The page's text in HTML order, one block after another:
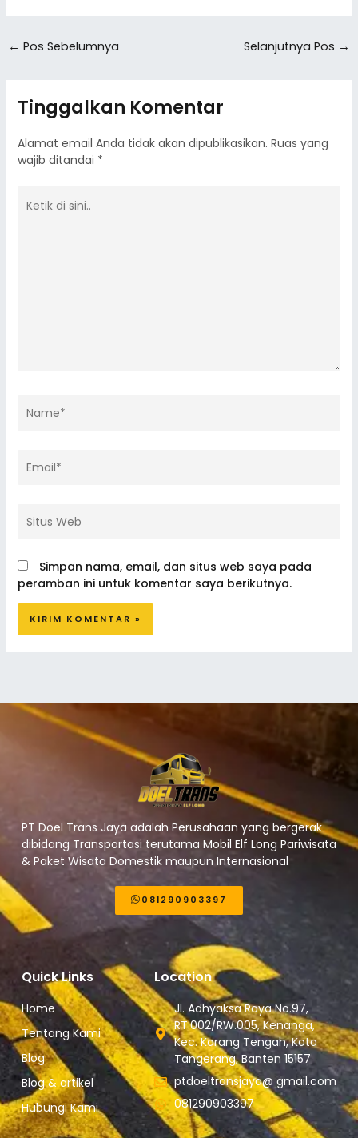
← Pos Sebelumnya Selanjutnya Pos →
Tinggalkan Komentar
Alamat email Anda tidak akan dipublikasikan. Ruas yang
wajib ditandai *
di
Web
Simpan nama, email, dan situs web saya pada
peramban ini untuk komentar saya berikutnya.
PT Doel Trans Jaya adalah Perusahaan yang bergerak
dibidang Transportasi terutama Mobil Elf Long Pariwisata
& Paket Wisata Domestik maupun Internasional
081290903397
Quick Links
Home
Tentang Kami
Blog
Blog & artikel
Hubungi Kami
Location
Jl. Adhyaksa Raya No.97,
RT.002/RW.005, Kenanga,
Kec. Karang Tengah, Kota
Tangerang, Banten 15157
ptdoeltransjaya@ gmail.com
081290903397